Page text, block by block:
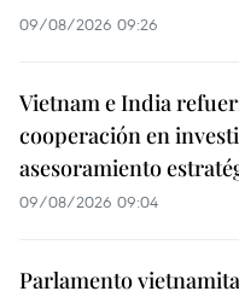
09/08/2026 09:26
Vietnam e India
cooperación en
asesoramiento
09/08/2026 09:04
Parlamento